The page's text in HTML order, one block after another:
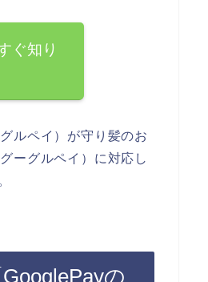
ぐ知り
ルペイ）が守り髪のお
ーグルペイ）に対応し
の